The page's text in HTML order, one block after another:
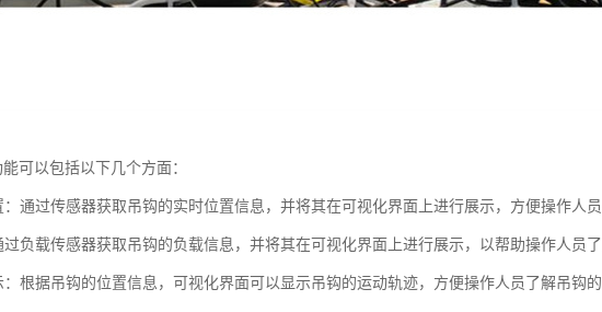
可以包括以下几个方面：
通过传感器获取吊钩的实时位置信息，并将其在可视化界面上进行展示，方便操作人员
负载传感器获取吊钩的负载信息，并将其在可视化界面上进行展示，以帮助操作人员了
根据吊钩的位置信息，可视化界面可以显示吊钩的运动轨迹，方便操作人员了解吊钩的